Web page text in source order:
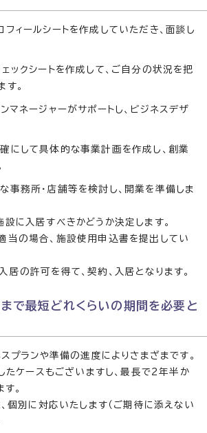
フィールシートを作成していただき、面談し
ェックシートを作成して、ご自分の状況を把
す。
マネージャーがサポートし、ビジネスデザ
にして具体的な事業計画を作成し、創業
事務所・店舗等を検討し、開業を準備しま
設に入居すべきかどうか決定します。
当の場合、施設使用申込書を提出してい
居の許可を得て、契約、入居となります。
で最短どれくらいの期間を必要と
プランや準備の進度によりさまざまです。
たケースもございますし、最長で2年半か
。
個別に対応いたします（ご期待に添えない